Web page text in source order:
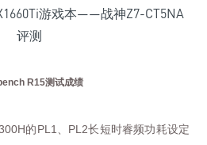
R15测试成绩
的PL1、 PL2长短时睿频功耗设定